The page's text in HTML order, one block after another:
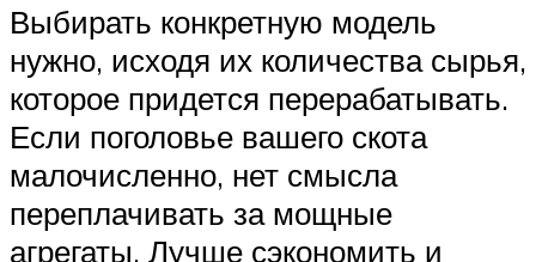
Выбирать конкретную модель
нужно, исходя их количества сырья,
которое придется перерабатывать.
Если поголовье вашего скота
малочисленно, нет смысла
переплачивать за мощные
агрегаты. Лучше сэкономить и